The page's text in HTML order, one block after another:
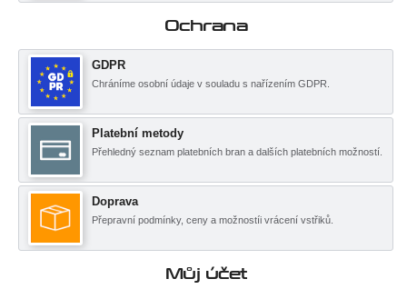
Ochrana
GDPR
Chráníme osobní údaje v souladu s nařízením GDPR.
Platební metody
Přehledný seznam platebních bran a dalších platebních možností.
Doprava
Přepravní podmínky, ceny a možnostíi vrácení vstřiků.
Můj účet